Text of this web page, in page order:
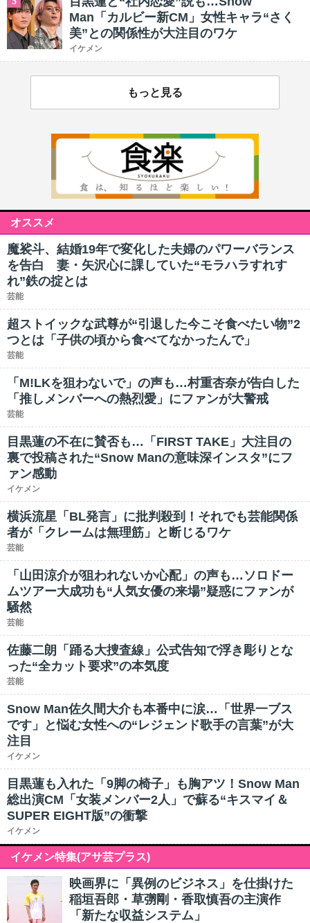
Man「カルビー新CM」女性キャラ“さく
美”との関係性が大注目のワケ
イケメン
もっと見る
オススメ
魔裟斗、結婚19年で変化した夫婦のパワーバランス
を告白 妻・矢沢心に課していた“モラハラすれす
れ”鉄の掟とは
芸能
超ストイックな武尊が“引退した今こそ食べたい物”2
つとは「子供の頃から食べてなかったんで」
芸能
「M!LKを狙わないで」の声も…村重杏奈が告白した
「推しメンバーへの熱烈愛」にファンが大警戒
芸能
目黒蓮の不在に賛否も…「FIRST TAKE」大注目の
裏で投稿された“Snow Manの意味深インスタ”にフ
ァン感動
イケメン
横浜流星「BL発言」に批判殺到！それでも芸能関係
者が「クレームは無理筋」と断じるワケ
芸能
「山田涼介が狙われないか心配」の声も…ソロドー
ムツアー大成功も“人気女優の来場”疑惑にファンが
騒然
芸能
佐藤二朗「踊る大捜査線」公式告知で浮き彫りとな
った“全カット要求”の本気度
芸能
Snow Man佐久間大介も本番中に涙…「世界一ブス
です」と悩む女性への“レジェンド歌手の言葉”が大
注目
イケメン
目黒蓮も入れた「9脚の椅子」も胸アツ！Snow Man
総出演CM「女装メンバー2人」で蘇る“キスマイ＆
SUPER EIGHT版”の衝撃
イケメン
イケメン特集(アサ芸プラス)
映画界に「異例のビジネス」を仕掛けた
稲垣吾郎・草彅剛・香取慎吾の主演作
「新たな収益システム」